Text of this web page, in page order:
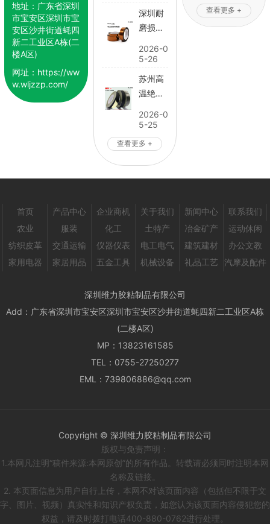
地址： 广东省深圳
市宝安区深圳市宝
安区沙井街道蚝四
新二工业区A栋(二
楼A区)
网址： https://ww
w.wljzzp.com/
深圳耐
磨损绝
定制加
工
2026-0
5-26
苏州高
温绝缘
么卖
2026-0
5-25
查看更多 +
查看更多 +
首页 产品中心 企业商机 关于我们 新闻中心
联系我们
农业
服装 化工 土特产 冶金矿产
运动休闲
纺织皮革
交通运输 仪器仪表 电工电气 建筑建材
办公文教
家用电器
家居用品 五金工具 机械设备 礼品工艺 汽摩及配件
深圳维力胶粘制品有限公司
Add： 广东省深圳市宝安区深圳市宝安区沙井街道蚝四新二工业区A栋
(二楼A区)
MP： 13823161585
TEL： 0755-27250277
EML： 739806886@qq.com
Copyright © 深圳维力胶粘制品有限公司
版权与免责声明：
1.本网凡注明“稿件来源:本网原创”的所有作品。转载请必须同时注明本网
名称及链接。
2. 本页面信息为用户自行上传，本网不对该页面内容（包括但不限于文
字、图片、视频）真实性和知识产权负责，如您认为该页面内容侵犯您的
权益，请及时拨打电话400-880-0762进行处理。